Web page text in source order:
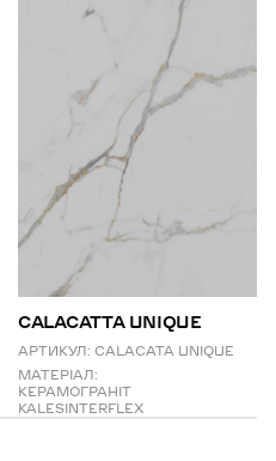
СALACATTA UNIQUE
АРТИКУЛ: CALACATA UNIQUE
МАТЕРІАЛ:
КЕРАМОГРАНІТ
KALESINTERFLEX